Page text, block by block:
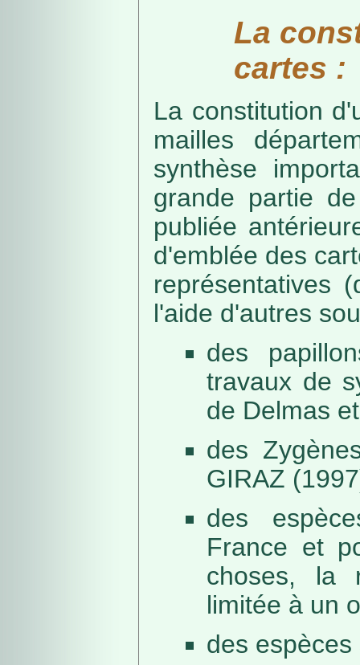
La
cartes :
La constitution
mailles
synthèse
grande partie
publiée
d'emblée des
représentatives
l'aide d'autres
des
travaux de
de Delmas
des
GIRAZ
des
France et
choses, la
limitée à un
des